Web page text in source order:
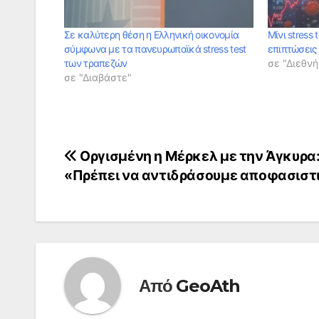
Σε καλύτερη θέση η Ελληνική οικονομία
σύμφωνα με τα πανευρωπαϊκά stress test
των τραπεζών
σε "Διαβάστε"
Μίνι stress
σε
Πλοήγηση
άρθρων
Οργισμένη η Μέρκελ με την Άγκυρα:
«Πρέπει να αντιδράσουμε
Από GeoAth